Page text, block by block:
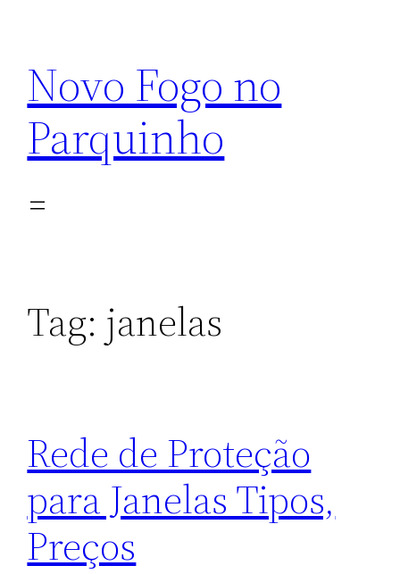
conteúdo
Novo Fogo no
Parquinho
Tag: janelas
Rede de Proteção
para Janelas Tipos,
Preços